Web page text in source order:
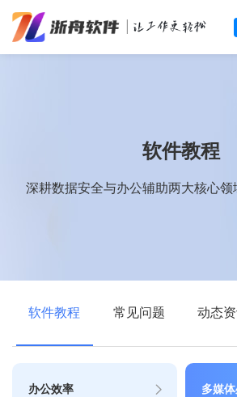
软件教程
深耕数据安全与办公辅助两大核心
软件教程 常见问题 动态
办公效率 多媒